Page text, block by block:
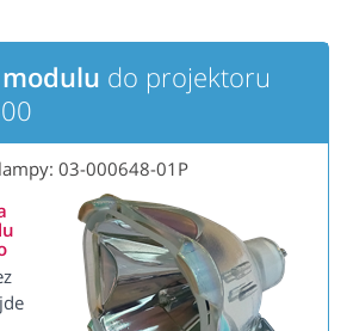
do projektoru
03-000648-01P